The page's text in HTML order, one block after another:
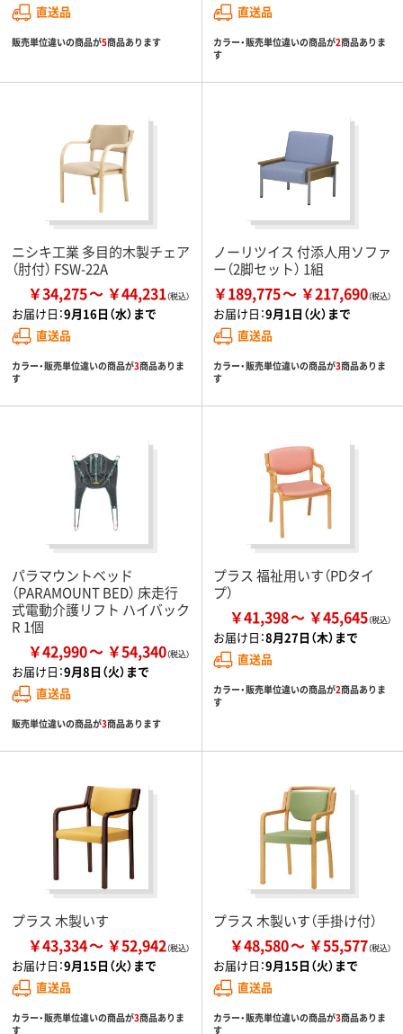
直送品
販売単位違いの商品が5商品あります
直送品
カラー・販売単位違いの商品が2商品ありま
す
ニシキ工業 多目的木製チェア
（肘付） FSW-22A
￥34,275 ￥44,231
お届け日：9月16日（水）まで
直送品
カラー・販売単位違いの商品が3商品ありま
す
ノーリツイス 付添人用ソファ
ー（2脚セット） 1組
￥189,775 ￥217,690
お届け日：9月1日（火）まで
直送品
カラー・販売単位違いの商品が3商品ありま
す
パラマウントベッド
（PARAMOUNT BED） 床走行
式電動介護リフト ハイバック
R 1個
￥42,990 ￥54,340
お届け日：9月8日（火）まで
直送品
販売単位違いの商品が3商品あります
プラス 福祉用いす（PDタイ
プ）
￥41,398 ￥45,645
お届け日：8月27日（木）まで
直送品
カラー・販売単位違いの商品が2商品ありま
す
プラス 木製いす
￥43,334 ￥52,942
お届け日：9月15日（火）まで
直送品
カラー・販売単位違いの商品が3商品ありま
す
プラス 木製いす（手掛け付）
￥48,580 ￥55,577
お届け日：9月15日（火）まで
直送品
カラー・販売単位違いの商品が3商品ありま
す